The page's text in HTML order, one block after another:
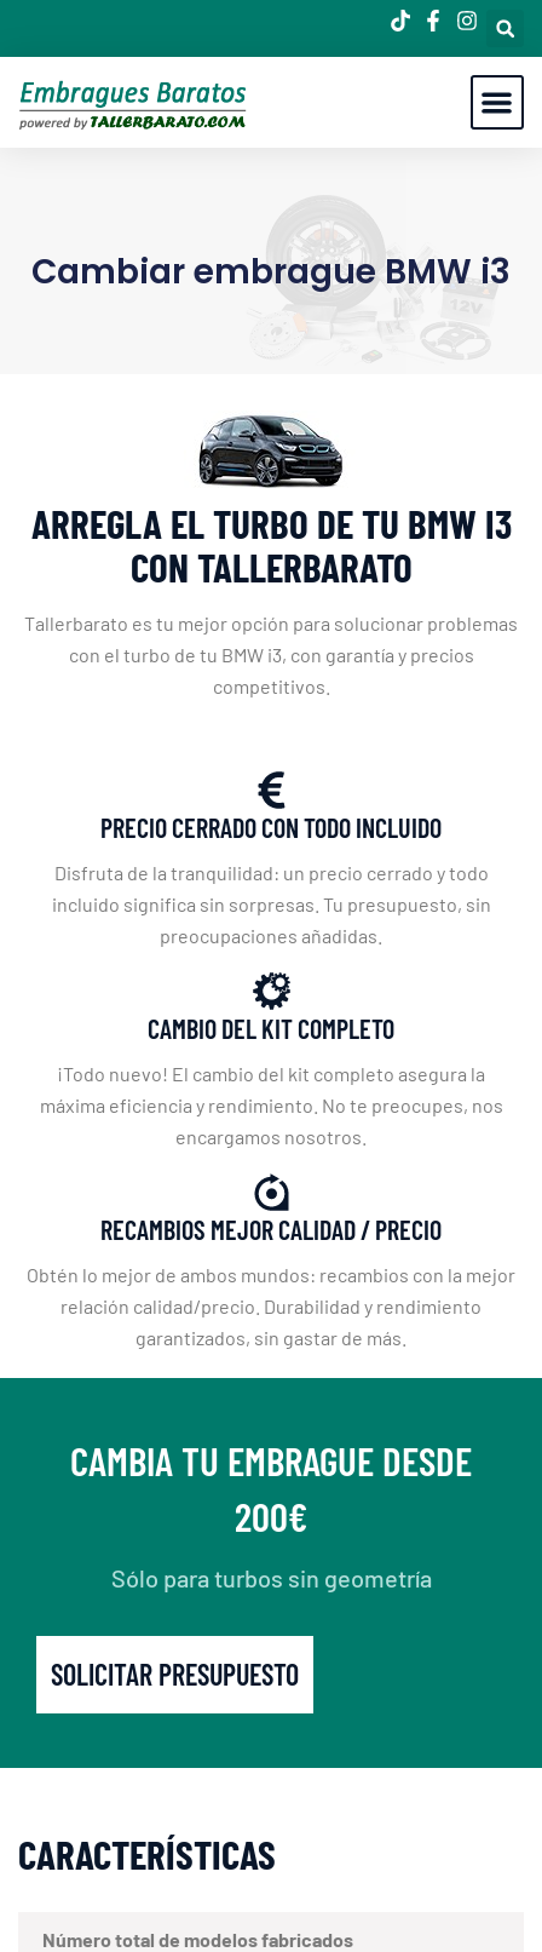
Cambiar embrague BMW i3
ARREGLA EL TURBO DE TU BMW I3
CON TALLERBARATO
Tallerbarato es tu mejor opción para solucionar problemas
con el turbo de tu BMW i3, con garantía y precios
competitivos.
PRECIO CERRADO CON TODO INCLUIDO
Disfruta de la tranquilidad: un precio cerrado y todo
incluido significa sin sorpresas. Tu presupuesto, sin
preocupaciones añadidas.
CAMBIO DEL KIT COMPLETO
¡Todo nuevo! El cambio del kit completo asegura la
máxima eficiencia y rendimiento. No te preocupes, nos
encargamos nosotros.
RECAMBIOS MEJOR CALIDAD / PRECIO
Obtén lo mejor de ambos mundos: recambios con la mejor
relación calidad/precio. Durabilidad y rendimiento
garantizados, sin gastar de más.
CAMBIA TU EMBRAGUE DESDE
200€
Sólo para turbos sin geometría
SOLICITAR PRESUPUESTO
CARACTERÍSTICAS
Número total de modelos fabricados